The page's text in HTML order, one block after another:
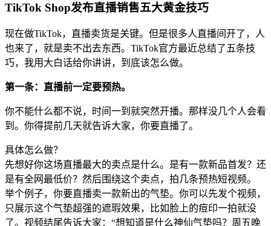
TikTok Shop发布直播销售五大黄金技巧
现在做TikTok，直播卖货是关键。但是很多人直播间开了，人
也来了，就是卖不出去东西。TikTok官方最近总结了五条技
巧，我用大白话给你讲讲，到底该怎么做。
第一条：直播前一定要预热。
你不能什么都不说，时间一到就突然开播。那样没几个人会看
到。你得提前几天就告诉大家，你要直播了。
具体怎么做？
先想好你这场直播最大的卖点是什么。是有一款新品首发？还
是有全网最低价？然后围绕这个卖点，拍几条预热短视频。
举个例子，你要直播卖一款新出的气垫。你可以先发个视频，
只展示这个气垫超强的遮瑕效果，比如脸上的痘印一拍就没
了。视频结尾告诉大家：“想知道是什么神仙气垫吗？周五晚